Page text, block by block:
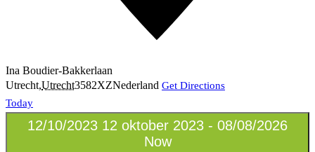
Ina Boudier-Bakkerlaan
Utrecht,Utrecht3582XZNederland Get Directions
Today
12/10/2023 12 oktober 2023 - 08/08/2026
Now